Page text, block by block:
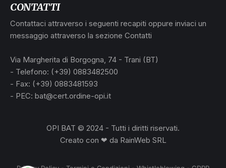
CONTATTI
Contattaci attraverso i seguenti recapiti oppure inviaci un
messaggio attraverso la sezione Contatti
Via Margherita di Borgogna, 74 - Trani (BT)
- Telefono: (+39) 0883482500
- Fax: (+39) 0883481593
- PEC: bat@cert.ordine-opi.it
OPI BAT © 2024 - Tutti i diritti riservati.
Creato con ❤ da RainWeb SRL